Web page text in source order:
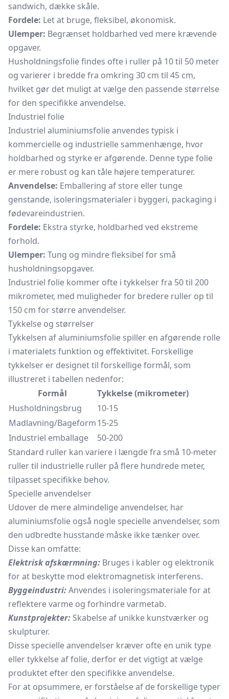
sandwich, dække skåle.
Fordele: Let at bruge, fleksibel, økonomisk.
Ulemper: Begrænset holdbarhed ved mere krævende
opgaver.
Husholdningsfolie findes ofte i ruller på 10 til 50 meter
og varierer i bredde fra omkring 30 cm til 45 cm,
hvilket gør det muligt at vælge den passende størrelse
for den specifikke anvendelse.
Industriel folie
Industriel aluminiumsfolie anvendes typisk i
kommercielle og industrielle sammenhænge, hvor
holdbarhed og styrke er afgørende. Denne type folie
er mere robust og kan tåle højere temperaturer.
Anvendelse: Emballering af store eller tunge
genstande, isoleringsmaterialer i byggeri, packaging i
fødevareindustrien.
Fordele: Ekstra styrke, holdbarhed ved ekstreme
forhold.
Ulemper: Tung og mindre fleksibel for små
husholdningsopgaver.
Industriel folie kommer ofte i tykkelser fra 50 til 200
mikrometer, med muligheder for bredere ruller op til
150 cm for større anvendelser.
Tykkelse og størrelser
Tykkelsen af aluminiumsfolie spiller en afgørende rolle
i materialets funktion og effektivitet. Forskellige
tykkelser er designet til forskellige formål, som
illustreret i tabellen nedenfor:
Formål
Tykkelse (mikrometer)
Husholdningsbrug
10-15
Madlavning/Bageform15-25
Industriel emballage
50-200
Standard ruller kan variere i længde fra små 10-meter
ruller til industrielle ruller på flere hundrede meter,
tilpasset specifikke behov.
Specielle anvendelser
Udover de mere almindelige anvendelser, har
aluminiumsfolie også nogle specielle anvendelser, som
den udbredte husstande måske ikke tænker over.
Disse kan omfatte:
Elektrisk afskærmning: Bruges i kabler og elektronik
for at beskytte mod elektromagnetisk interferens.
Byggeindustri:Anvendes i isoleringsmateriale for at
reflektere varme og forhindre varmetab.
Kunstprojekter: Skabelse af unikke kunstværker og
skulpturer.
Disse specielle anvendelser kræver ofte en unik type
eller tykkelse af folie, derfor er det vigtigt at vælge
produktet efter den specifikke anvendelse.
For at opsummere, er forståelse af de forskellige typer